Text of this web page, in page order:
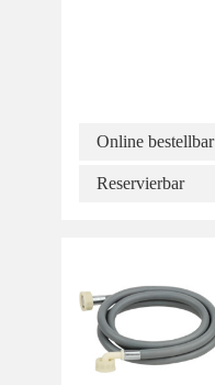
Online bestellbar
Reservierbar